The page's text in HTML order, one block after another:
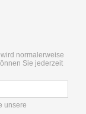
normalerweise
Sie jederzeit
unsere